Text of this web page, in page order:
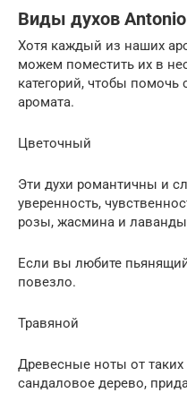
Виды духов
Хотя каждый из наших
можем поместить их в
категорий, чтобы помочь
аромата.
Цветочный
Эти духи романтичны и
уверенность,
розы, жасмина и
Если вы любите
повезло.
Травяной
Древесные ноты от таких
сандаловое дерево,